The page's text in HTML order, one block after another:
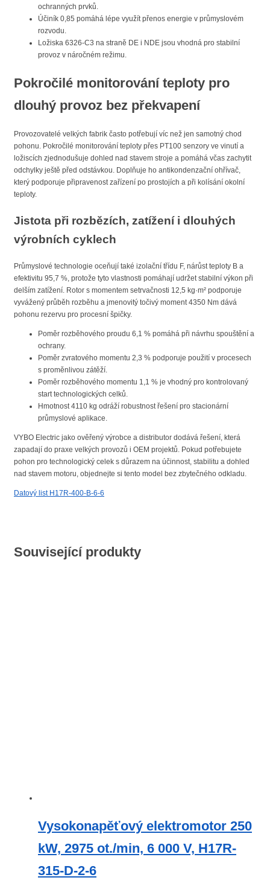
ochranných prvků.
Účiník 0,85 pomáhá lépe využít přenos energie v průmyslovém
rozvodu.
Ložiska 6326-C3 na straně DE i NDE jsou vhodná pro stabilní
provoz v náročném režimu.
Pokročilé monitorování teploty pro
dlouhý provoz bez překvapení
Provozovatelé velkých fabrik často potřebují víc než jen samotný chod
pohonu. Pokročilé monitorování teploty přes PT100 senzory ve vinutí a
ložiscích zjednodušuje dohled nad stavem stroje a pomáhá včas zachytit
odchylky ještě před odstávkou. Doplňuje ho antikondenzační ohřívač,
který podporuje připravenost zařízení po prostojích a při kolísání okolní
teploty.
Jistota při rozbězích, zatížení i dlouhých
výrobních cyklech
Průmyslové technologie oceňují také izolační třídu F, nárůst teploty B a
efektivitu 95,7 %, protože tyto vlastnosti pomáhají udržet stabilní výkon při
delším zatížení. Rotor s momentem setrvačnosti 12,5 kg·m² podporuje
vyvážený průběh rozběhu a jmenovitý točivý moment 4350 Nm dává
pohonu rezervu pro procesní špičky.
Poměr rozběhového proudu 6,1 % pomáhá při návrhu spouštění a
ochrany.
Poměr zvratového momentu 2,3 % podporuje použití v procesech
s proměnlivou zátěží.
Poměr rozběhového momentu 1,1 % je vhodný pro kontrolovaný
start technologických celků.
Hmotnost 4110 kg odráží robustnost řešení pro stacionární
průmyslové aplikace.
VYBO Electric jako ověřený výrobce a distributor dodává řešení, která
zapadají do praxe velkých provozů i OEM projektů. Pokud potřebujete
pohon pro technologický celek s důrazem na účinnost, stabilitu a dohled
nad stavem motoru, objednejte si tento model bez zbytečného odkladu.
Datový list H17R-400-B-6-6
Související produkty
Vysokonapěťový elektromotor 250
kW, 2975 ot./min, 6 000 V, H17R-
315-D-2-6